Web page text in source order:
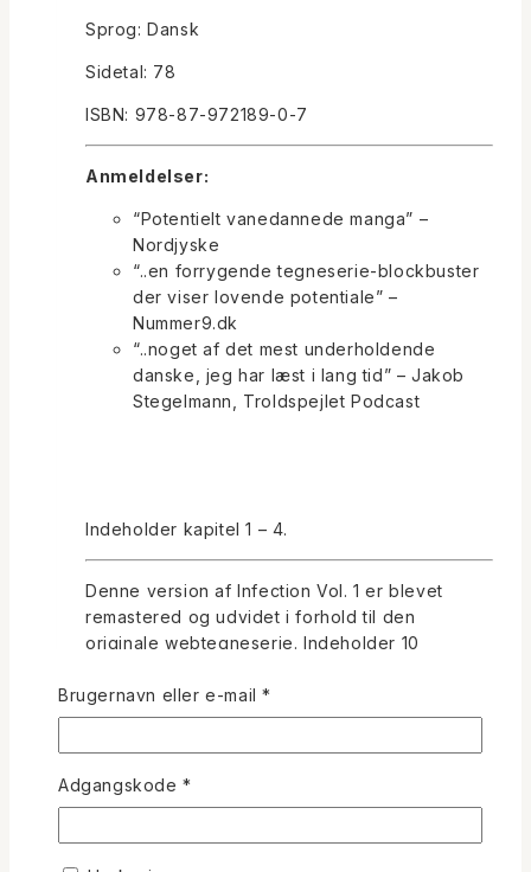
Sprog: Dansk
Sidetal: 78
ISBN: 978-87-972189-0-7
Anmeldelser:
“Potentielt vanedannede manga” –
Nordjyske
“..en forrygende tegneserie-blockbuster
der viser lovende potentiale” –
Nummer9.dk
“..noget af det mest underholdende
danske, jeg har læst i lang tid” – Jakob
Stegelmann, Troldspejlet Podcast
Indeholder kapitel 1 – 4.
Denne version af Infection Vol. 1 er blevet
remastered og udvidet i forhold til den
originale webtegneserie. Indeholder 10
Brugernavn eller e-mail*
Adgangskode*